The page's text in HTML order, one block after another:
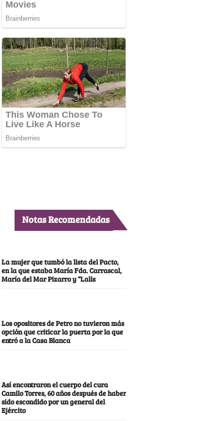
Notas Recomendadas
La mujer que tumbó la lista del Pacto,
en la que estaba María Fda. Carrascal,
María del Mar Pizarro y “Lalis
Los opositores de Petro no tuvieron más
opción que criticar la puerta por la que
entró a la Casa Blanca
Así encontraron el cuerpo del cura
Camilo Torres, 60 años después de haber
sido escondido por un general del
Ejército